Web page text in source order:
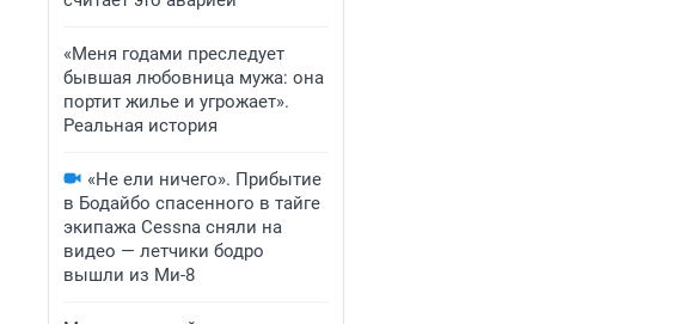
«Меня годами преследует
бывшая любовница мужа: она
портит жилье и угрожает».
Реальная история
«Не ели ничего». Прибытие
в Бодайбо спасенного в тайге
экипажа Cessna сняли на
видео — летчики бодро
вышли из Ми-8